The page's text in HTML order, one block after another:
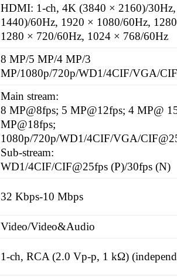
HDMI: 1-ch, 4K (3840 × 2160)/
1440)/60Hz, 1920 × 1080/60Hz,
1280 × 720/60Hz, 1024 × 768/60Hz
8 MP/5 MP/4 MP/3
MP/1080p/720p/WD1/4CIF/VGA/
Main stream:
8 MP@8fps; 5 MP@12fps; 4 MP@
MP@18fps;
1080p/720p/WD1/4CIF/VGA/
Sub-stream:
WD1/4CIF/CIF@25fps (P)/30fps (N)
32 Kbps-10 Mbps
Video/Video&Audio
1-ch, RCA (2.0 Vp-p, 1 kΩ)